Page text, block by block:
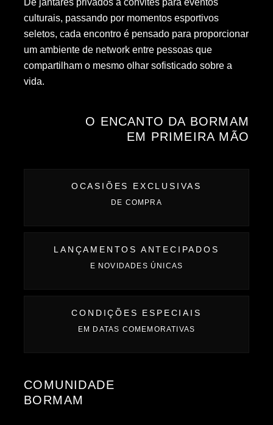
De jantares privados a convites para eventos
culturais, passando por momentos esportivos
seletos, cada encontro é pensado para proporcionar
um ambiente de network entre pessoas que
compartilham o mesmo olhar sofisticado sobre a
vida.
O ENCANTO DA BORMAM
EM PRIMEIRA MÃO
OCASIÕES EXCLUSIVAS
DE COMPRA
LANÇAMENTOS ANTECIPADOS
E NOVIDADES ÚNICAS
CONDIÇÕES ESPECIAIS
EM DATAS COMEMORATIVAS
COMUNIDADE
BORMAM